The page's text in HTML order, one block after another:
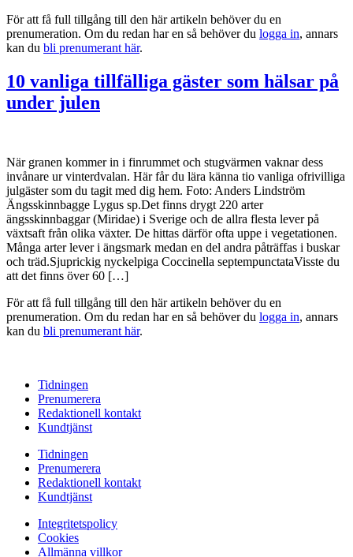
För att få full tillgång till den här artikeln behöver du en
prenumeration. Om du redan har en så behöver du logga in, annars
kan du bli prenumerant här.
10 vanliga tillfälliga gäster som hälsar på
under julen
När granen kommer in i finrummet och stugvärmen vaknar dess
invånare ur vinterdvalan. Här får du lära känna tio vanliga ofrivilliga
julgäster som du tagit med dig hem. Foto: Anders Lindström
Ängsskinnbagge Lygus sp.Det finns drygt 220 arter
ängsskinnbaggar (Miridae) i Sverige och de allra flesta lever på
växtsaft från olika växter. De hittas därför ofta uppe i vegetationen.
Många arter lever i ängsmark medan en del andra påträffas i buskar
och träd.Sjuprickig nyckelpiga Coccinella septempunctataVisste du
att det finns över 60 […]
För att få full tillgång till den här artikeln behöver du en
prenumeration. Om du redan har en så behöver du logga in, annars
kan du bli prenumerant här.
Tidningen
Prenumerera
Redaktionell kontakt
Kundtjänst
Tidningen
Prenumerera
Redaktionell kontakt
Kundtjänst
Integritetspolicy
Cookies
Allmänna villkor